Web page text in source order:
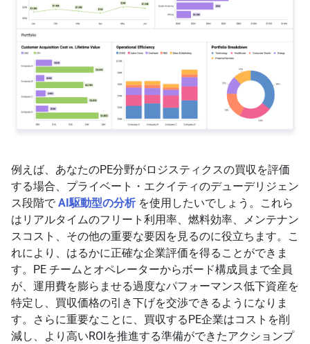
例えば、あなたのPE分野がロジスティクスの買収を評価
する場合、プライベート・エクイティのデューデリジェン
ス段階で AI駆動型の分析を使用したいでしょう。これら
はリアルタイムのフリート利用率、燃料効率、メンテナン
スコスト、その他の重要な要因を見るのに役立ちます。こ
れにより、はるかに正確な企業評価を得ることができま
す。PE チームとオペレーターからボード構成員まで全員
が、運用費を膨らませる過度なパフォーマンス低下資産を
特定し、買収価格の引き下げを交渉できるようになりま
す。さらに重要なことに、買収するPE企業はコストを削
減し、より高いROIを推進する準備ができたアクションプ